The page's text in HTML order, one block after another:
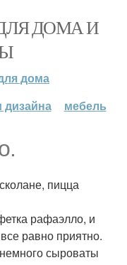
ДОМА И
дома
дизайна мебель
пицца
рафаэлло, и
равно приятно.
сыроваты